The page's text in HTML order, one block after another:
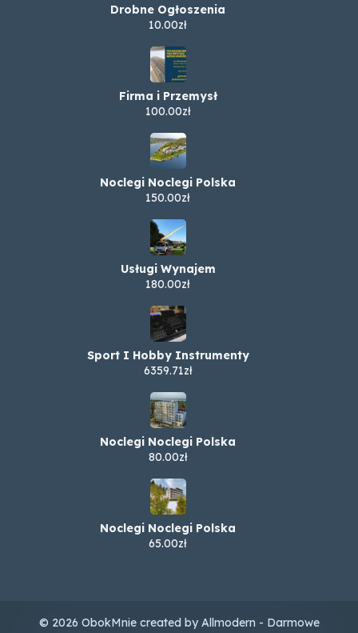
Drobne Ogłoszenia
10.00zł
Firma i Przemysł
100.00zł
Noclegi Noclegi Polska
150.00zł
Usługi Wynajem
180.00zł
Sport I Hobby Instrumenty
6359.71zł
Noclegi Noclegi Polska
80.00zł
Noclegi Noclegi Polska
65.00zł
© 2026 ObokMnie created by Allmodern - Darmowe